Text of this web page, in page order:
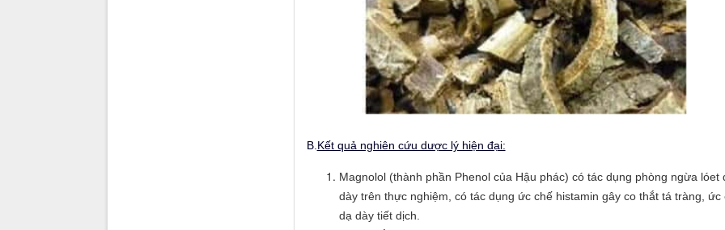
B. Kết quả nghiên cứu dược lý hiện đại:
Magnolol (thành phần Phenol của Hậu phác) có tác dụng phòng ngừa lóet
dày trên thực nghiệm, có tác dụng ức chế histamin gây co thắt tá tràng, ức
dạ dày tiết dịch.